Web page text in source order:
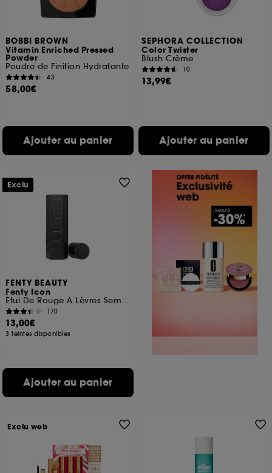
BOBBI BROWN
Vitamin Enriched Pressed
Powder
Poudre de Finition Hydratante
43
58,00€
Ajouter au panier
SEPHORA COLLECTION
Color Twister
Blush Crème
10
13,99€
Ajouter au panier
FENTY BEAUTY
Fenty Icon
Étui De Rouge À Lèvres Semi-Mat- L'Étui
170
13,00€
3 teintes disponibles
Ajouter au panier
Exclu
Exclu web